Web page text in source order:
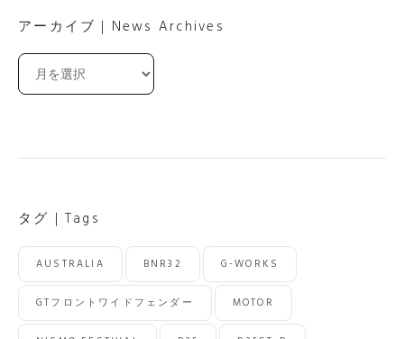
アーカイブ｜News Archives
ア
ー
Archives
タグ｜Tags
AUSTRALIA BNR32 G-WORKS
GTフロントワイドフェンダー MOTOR